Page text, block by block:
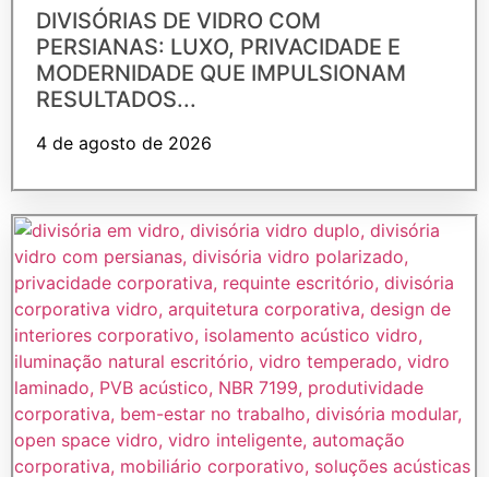
DIVISÓRIAS DE VIDRO COM
PERSIANAS: LUXO, PRIVACIDADE E
MODERNIDADE QUE IMPULSIONAM
RESULTADOS...
4 de agosto de 2026